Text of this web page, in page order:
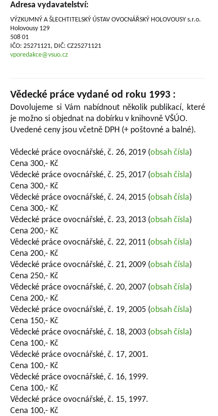
Adresa vydavatelství:
VÝZKUMNÝ A ŠLECHTITELSKÝ ÚSTAV OVOCNÁŘSKÝ HOLOVOUSY s.r.o.
Holovousy 129
508 01
IČO: 25271121, DIČ: CZ25271121
vporedakce@vsuo.cz
Vědecké práce vydané od roku 1993 :
Dovolujeme si Vám nabídnout několik publikací, které
je možno si objednat na dobírku v knihovně VŠÚO.
Uvedené ceny jsou včetně DPH (+ poštovné a balné).
Vědecké práce ovocnářské, č. 26, 2019 (obsah čísla)
Cena 300,- Kč
Vědecké práce ovocnářské, č. 25, 2017 (obsah čísla)
Cena 300,- Kč
Vědecké práce ovocnářské, č. 24, 2015 (obsah čísla)
Cena 300,- Kč
Vědecké práce ovocnářské, č. 23, 2013 (obsah čísla)
Cena 200,- Kč
Vědecké práce ovocnářské, č. 22, 2011 (obsah čísla)
Cena 200,- Kč
Vědecké práce ovocnářské, č. 21, 2009 (obsah čísla)
Cena 250,- Kč
Vědecké práce ovocnářské, č. 20, 2007 (obsah čísla)
Cena 200,- Kč
Vědecké práce ovocnářské, č. 19, 2005 (obsah čísla)
Cena 150,- Kč
Vědecké práce ovocnářské, č. 18, 2003 (obsah čísla)
Cena 100,- Kč
Vědecké práce ovocnářské, č. 17, 2001.
Cena 100,- Kč
Vědecké práce ovocnářské, č. 16, 1999.
Cena 100,- Kč
Vědecké práce ovocnářské, č. 15, 1997.
Cena 100,- Kč